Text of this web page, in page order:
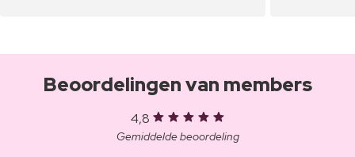
Beoordelingen van members
4,8
Gemiddelde beoordeling